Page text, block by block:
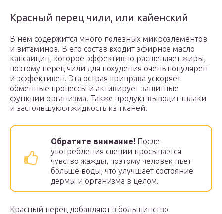
Красный перец чили, или кайенский
В нем содержится много полезных микроэлементов
и витаминов. В его состав входит эфирное масло
капсаицин, которое эффективно расщепляет жиры,
поэтому перец чили для похудения очень популярен
и эффективен. Эта острая приправа ускоряет
обменные процессы и активирует защитные
функции организма. Также продукт выводит шлаки
и застоявшуюся жидкость из тканей.
Обратите внимание! После
употребления специи просыпается
чувство жажды, поэтому человек пьет
больше воды, что улучшает состояние
дермы и организма в целом.
Красный перец добавляют в большинство